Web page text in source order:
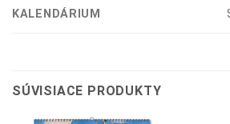
KALENDÁRIUM
SÚVISIACE PRODUKTY